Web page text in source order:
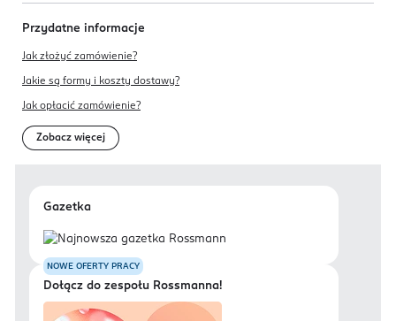
Przydatne informacje
Jak złożyć zamówienie?
Jakie są formy i koszty dostawy?
Jak opłacić zamówienie?
Zobacz więcej
Gazetka
NOWE OFERTY PRACY
Dołącz do zespołu Rossmanna!